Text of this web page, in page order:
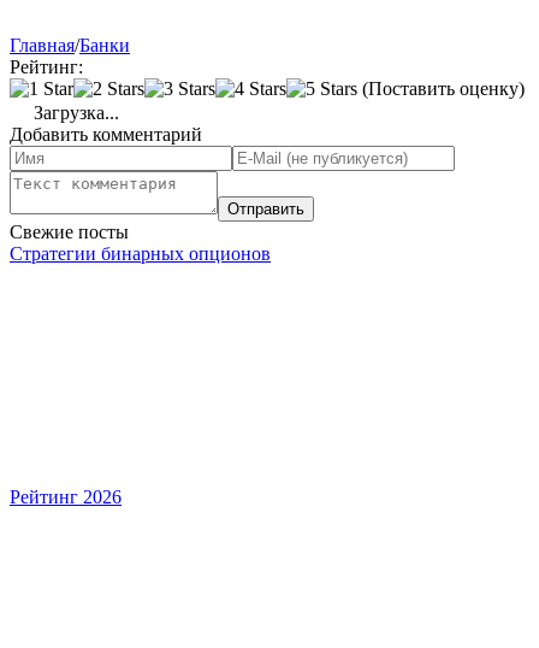
Главная/Банки
Рейтинг:
(Поставить оценку)
Загрузка...
Добавить комментарий
Свежие посты
Стратегии бинарных опционов
Рейтинг 2026